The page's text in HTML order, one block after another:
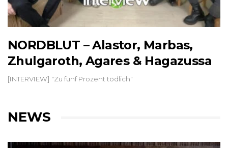
NORDBLUT – Alastor, Marbas,
Zhulgaroth, Agares & Hagazussa
[INTERVIEW] "Zu fünf Prozent tödlich"
NEWS